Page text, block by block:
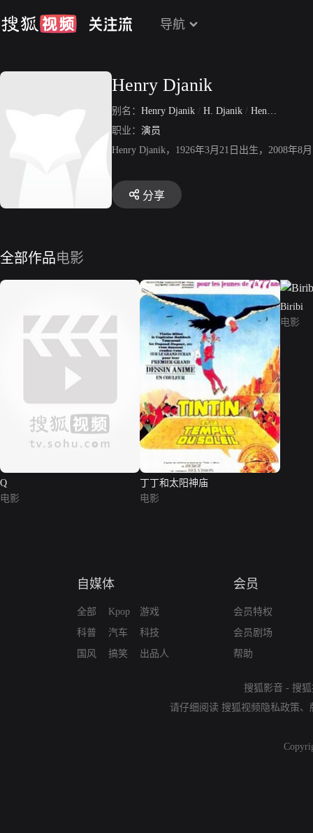
导航
Henry Djanik
别名： Henry Djanik / H. Djanik / Henri Djanik
职业： 演员
Henry Djanik，1926年3月21日出生，2008年
分享
全部作品电影
Q
电影
丁丁和太阳神庙
电影
Biribi
电影
自媒体
全部
科普
国风
Kpop
汽车
搞笑
游戏
科技
出品人
会员
会员特权
会员剧场
帮助
搜狐影音 - 搜
请仔细阅读 搜狐视频隐私政策、